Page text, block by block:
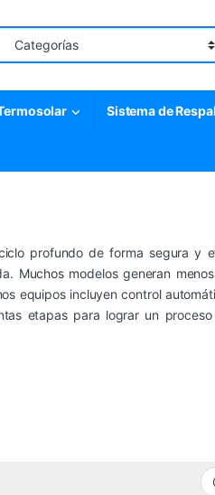
Sistema de
profundo de forma segura y
Muchos modelos generan
equipos incluyen control
etapas para lograr un